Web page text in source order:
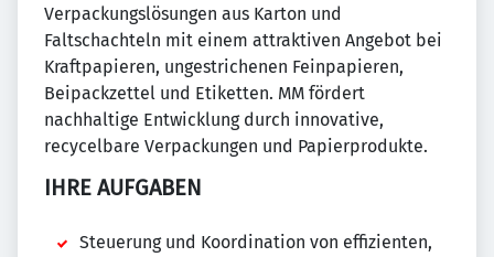
Verpackungslösungen aus Karton und
Faltschachteln mit einem attraktiven Angebot bei
Kraftpapieren, ungestrichenen Feinpapieren,
Beipackzettel und Etiketten. MM fördert
nachhaltige Entwicklung durch innovative,
recycelbare Verpackungen und Papierprodukte.
IHRE AUFGABEN
Steuerung und Koordination von effizienten,